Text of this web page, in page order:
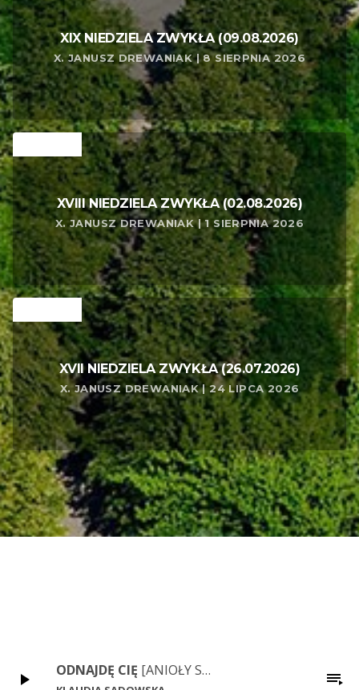
XIX NIEDZIELA ZWYKŁA (09.08.2026)
X. JANUSZ DREWANIAK | 8 SIERPNIA 2026
XVIII NIEDZIELA ZWYKŁA (02.08.2026)
X. JANUSZ DREWANIAK | 1 SIERPNIA 2026
XVII NIEDZIELA ZWYKŁA (26.07.2026)
X. JANUSZ DREWANIAK | 24 LIPCA 2026
play_arrow ODNAJDĘ CIĘ [ANIOŁY SĄ WŚRÓD NAS] playlist_play